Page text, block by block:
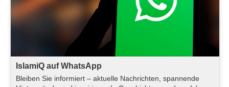
IslamiQ auf WhatsApp
Bleiben Sie informiert – aktuelle Nachrichten, spannende